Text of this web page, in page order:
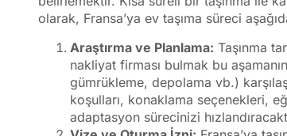
olarak, Fransa’ya ev taşıma süreci
Araştırma ve Planlama: Taşınma
nakliyat firması bulmak bu
gümrükleme, depolama vb.)
koşulları, konaklama seçenekleri,
adaptasyon sürecinizi